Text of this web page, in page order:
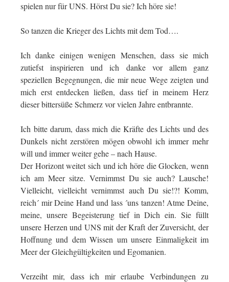
spielen nur für UNS. Hörst Du sie? Ich höre sie!
So tanzen die Krieger des Lichts mit dem Tod….
Ich danke einigen wenigen Menschen, dass sie mich
zutiefst inspirieren und ich danke vor allem ganz
speziellen Begegnungen, die mir neue Wege zeigten und
mich erst entdecken ließen, dass tief in meinem Herz
dieser bittersüße Schmerz vor vielen Jahre entbrannte.
Ich bitte darum, dass mich die Kräfte des Lichts und des
Dunkels nicht zerstören mögen obwohl ich immer mehr
will und immer weiter gehe – nach Hause.
Der Horizont weitet sich und ich höre die Glocken, wenn
ich am Meer sitze. Vernimmst Du sie auch? Lausche!
Vielleicht, vielleicht vernimmst auch Du sie!?! Komm,
reich´ mir Deine Hand und lass ´uns tanzen! Atme Deine,
meine, unsere Begeisterung tief in Dich ein. Sie füllt
unsere Herzen und UNS mit der Kraft der Zuversicht, der
Hoffnung und dem Wissen um unsere Einmaligkeit im
Meer der Gleichgültigkeiten und Egomanien.
Verzeiht mir, dass ich mir erlaube Verbindungen zu